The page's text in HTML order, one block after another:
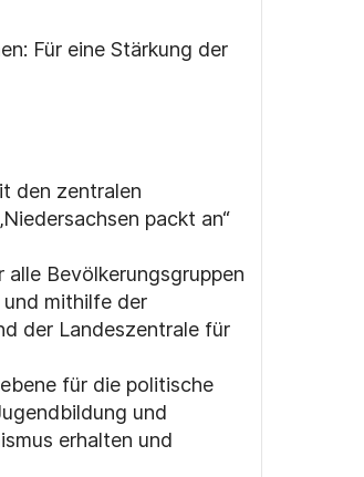
Für eine Stärkung der
den zentralen
packt an“
Bevölkerungsgruppen
mithilfe der
der Landeszentrale für
für die politische
und
erhalten und